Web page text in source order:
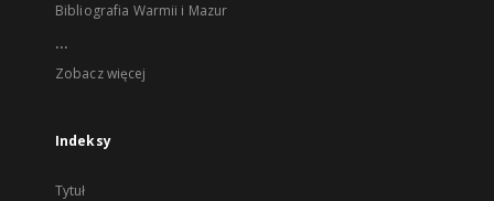
Bibliografia Warmii i Mazur
...
Zobacz więcej
Indeksy
Tytuł